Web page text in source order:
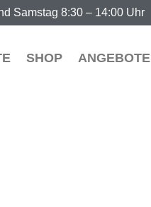
Samstag 8:30 – 14:00 Uhr
SHOP ANGEBOTE